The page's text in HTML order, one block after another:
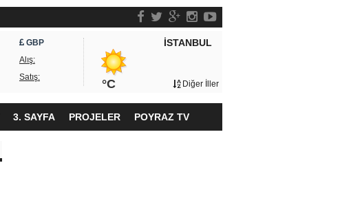
GBP
Alış:
Satış:
İSTANBUL
°C Diğer İller
3. SAYFA PROJELER POYRAZ TV